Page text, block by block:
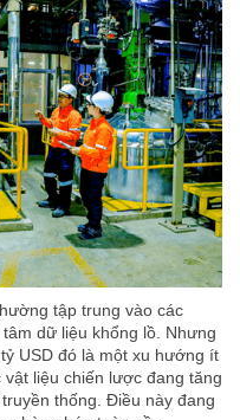
tập trung vào các
dữ liệu khổng lồ. Nhưng
USD đó là một xu hướng ít
liệu chiến lược đang tăng
thống. Điều này đang